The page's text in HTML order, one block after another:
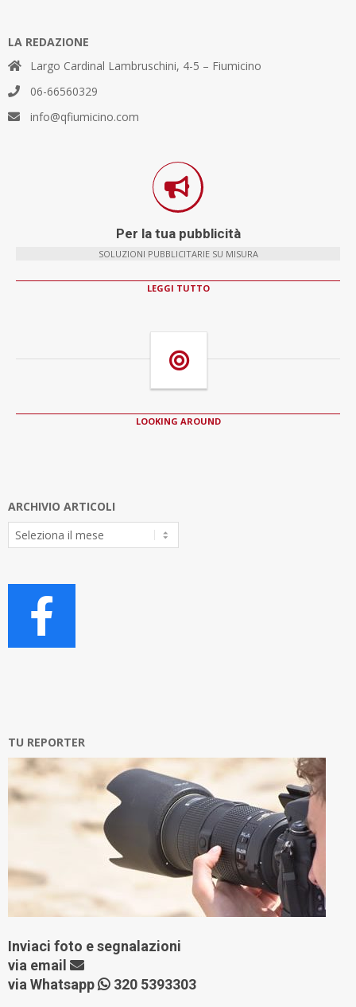
LA REDAZIONE
Largo Cardinal Lambruschini, 4-5 – Fiumicino
06-66560329
info@qfiumicino.com
Per la tua pubblicità
SOLUZIONI PUBBLICITARIE SU MISURA
LEGGI TUTTO
LOOKING AROUND
ARCHIVIO ARTICOLI
Archivio
Articoli
TU REPORTER
Inviaci foto e segnalazioni
via email
via Whatsapp
320 5393303